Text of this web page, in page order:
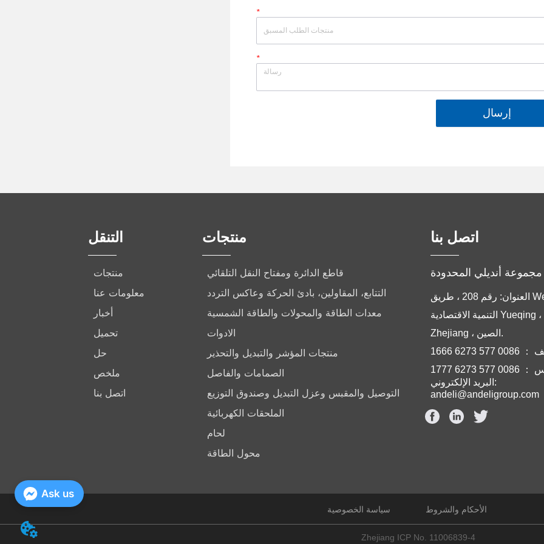
*
*
إرسال
التنقل
منتجات
معلومات عنا
أخبار
تحميل
حل
ملخص
اتصل بنا
منتجات
قاطع الدائرة ومفتاح النقل التلقائي
التتابع، المقاولين، بادئ الحركة وعاكس التردد
معدات الطاقة والمحولات والطاقة الشمسية
الادوات
منتجات المؤشر والتبديل والتحذير
الصمامات والفاصل
التوصيل والمقبس وعزل التبديل وصندوق التوزيع
الملحقات الكهربائية
لحام
محول الطاقة
اتصل بنا
العنوان: رقم 208 ، طريق Weiqi ، منطقة
التنمية الاقتصادية Yueqing ، YueQing ،
Zhejiang ، الصين.
577 6273 1666
6273 1777
البريد الإلكتروني:
andeli@andeligroup.com
سياسة الخصوصية الأحكام والشروط
Zhejiang ICP No. 11006839-4
Ask us